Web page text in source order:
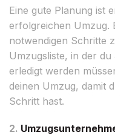
Eine gute Planung ist
erfolgreichen Umzug.
notwendigen Schritte
Umzugsliste, in der
erledigt werden
deinen Umzug, damit
Schritt hast.
2.